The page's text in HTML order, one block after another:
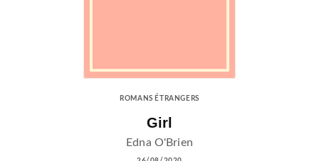
ROMANS ÉTRANGERS
Girl
Edna O'Brien